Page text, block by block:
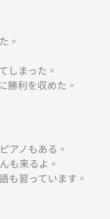
。
しまった。
勝利を収めた。
アノもある。
も来るよ。
も習っています。